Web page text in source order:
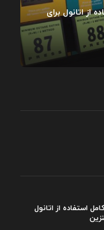
از اتانول برای
استفاده از اتانول